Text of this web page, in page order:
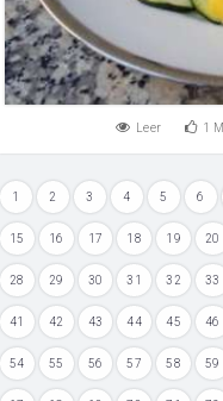
Leer 1
1 2 3 4 5 6
15 16 17 18 19 20
28 29 30 31 32 33
41 42 43 44 45 46
54 55 56 57 58 59